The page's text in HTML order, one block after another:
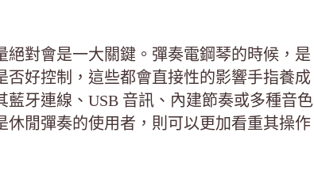
對會是一大關鍵。彈奏電鋼琴的時候，是
好控制，這些都會直接性的影響手指養成
牙連線、USB 音訊、內建節奏或多種音色
閒彈奏的使用者，則可以更加看重其操作